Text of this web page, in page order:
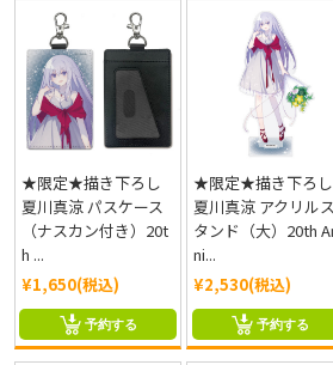
★限定★描き下ろし
夏川真涼 パスケース
（ナスカン付き）20t
h ...
¥1,650(税込)
予約する
★限定★描き下ろし
夏川真涼 アクリルス
タンド（大）20th
ni...
¥2,530(税込)
予約する